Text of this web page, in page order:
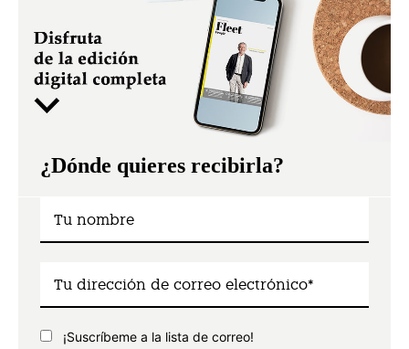
¿Dónde quieres recibirla?
¡Suscríbeme a la lista de correo!